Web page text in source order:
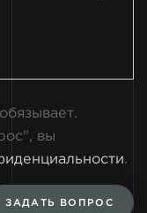
вы
.
ЗАДАТЬ ВОПРОС